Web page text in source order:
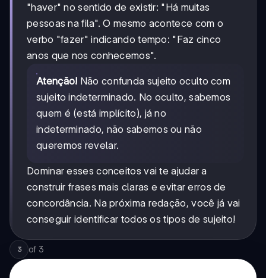
"haver" no sentido de existir: "Há muitas
pessoas na fila". O mesmo acontece com o
verbo "fazer" indicando tempo: "Faz cinco
anos que nos conhecemos".
Atenção! Não confunda sujeito oculto com
sujeito indeterminado. No oculto, sabemos
quem é (está implícito), já no
indeterminado, não sabemos ou não
queremos revelar.
Dominar esses conceitos vai te ajudar a
construir frases mais claras e evitar erros de
concordância. Na próxima redação, você já vai
conseguir identificar todos os tipos de sujeito!
3 of 3